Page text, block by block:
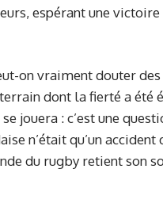
espérant une
on vraiment douter
dont la fierté a été
jouera : c’est une
n’était qu’un accident
du rugby retient son